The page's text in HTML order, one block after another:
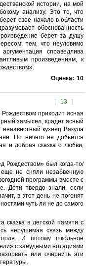
истории, на мой
анализу. Это то, что
свое начало в области
обоснованность
берет за душу
тем, что неуловимо
справедлива
произведениям, к
Оценка: 10
[ 13 ]
приходит ясная
замысел, крадет ясный
кузнец Вакула
Но ничего не добьется
и добрая сказка о любви,
Рождеством» был когда-то/
еще не сняли незабвенную
программы вместе с
Дети твердо знали, если
в этот день не погонят
чуть ли не до самого
сказка в детской памяти с
нерушимая связь между
И потому школьное
с занудными нотациями
или очернить эти